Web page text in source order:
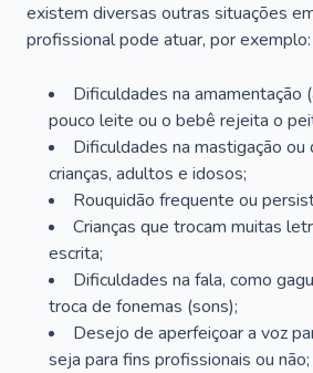
existem diversas outras situações
profissional pode atuar, por exemplo:
Dificuldades na amamentação
pouco leite ou o bebê rejeita o
Dificuldades na mastigação ou
crianças, adultos e idosos;
Rouquidão frequente ou
Crianças que trocam muitas
escrita;
Dificuldades na fala, como
troca de fonemas (sons);
Desejo de aperfeiçoar a voz
seja para fins profissionais ou não;